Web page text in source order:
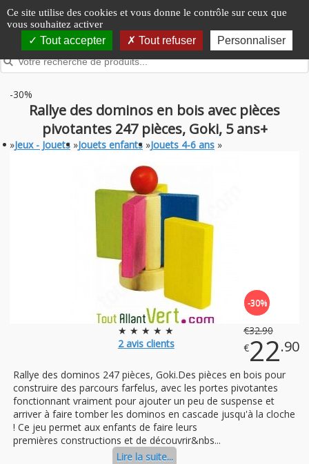
Panneau de gestion des cookies
Ce site utilise des cookies et vous donne le contrôle sur ceux que
vous souhaitez activer
Tout accepter Tout refuser Personnaliser
-30%
Rallye des dominos en bois avec pièces
pivotantes 247 pièces, Goki, 5 ans+
»Jeux - Jouets »Jouets enfants »Jouets 4-6 ans »
★ ★ ★ ★ ★
2avis clients
-30%
€32.90
€22.90
Rallye des dominos 247 pièces, Goki.Des pièces en bois pour
construire des parcours farfelus, avec les portes pivotantes
fonctionnant vraiment pour ajouter un peu de suspense et
arriver à faire tomber les dominos en cascade jusqu'à la cloche
! Ce jeu permet aux enfants de faire leurs
premières constructions et de découvrir&nbs...
Lire la suite...